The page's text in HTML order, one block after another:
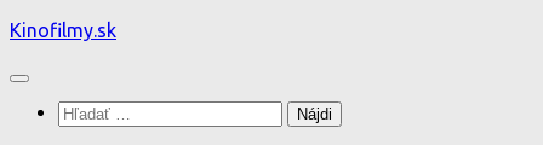
Preskočiť
obsah
Kinofilmy.sk
Hľadať: